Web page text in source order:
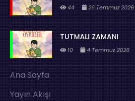
44 26 Temmuz 2026
TUTMALI ZAMANI
10 4 Temmuz 2026
Ana Sayfa
Yayın Akışı